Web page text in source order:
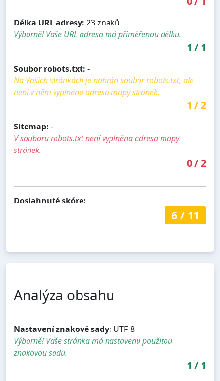
Délka URL adresy: 23 znaků
Výborně! Vaše URL adresa má přiměřenou délku.
1 / 1
Soubor robots.txt: -
Na Vašich stránkách je nahrán soubor robots.txt, ale
není v něm vyplnéna adresa mapy stránek.
1 /2
Sitemap: -
V souboru robots.txt není vyplněna adresa mapy
stránek.
0/2
Dosiahnuté skóre:
6/ 11
Analýza obsahu
Nastavení znakové sady: UTF-8
Výborně! Vaše stránka má nastavenu použitou
znakovou sadu.
1 / 1